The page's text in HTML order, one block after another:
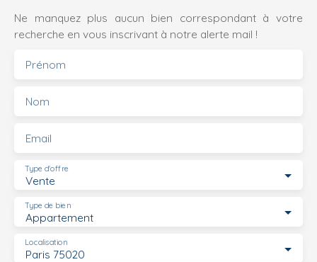
Ne manquez plus aucun bien correspondant à votre
recherche en vous inscrivant à notre alerte mail !
Prénom
Nom
Email
Vente
Type d'offre
Appartement
Type de bien
Paris 75020
Localisation